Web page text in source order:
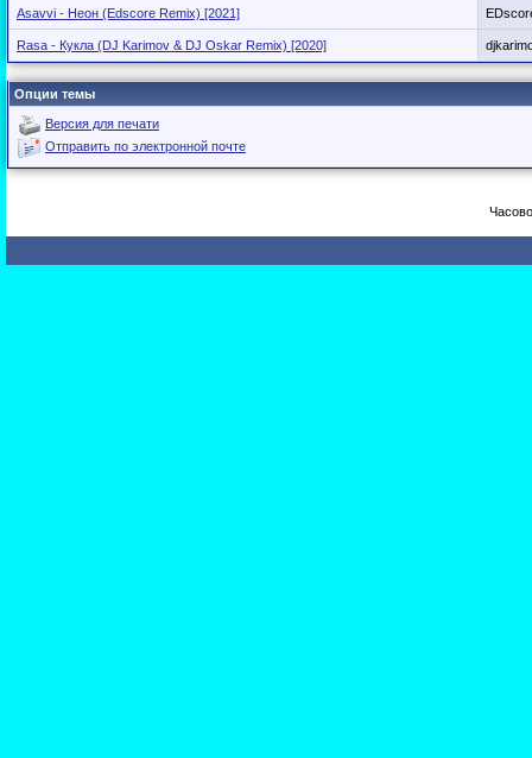
Asavvi - Неон (Edscore Remix) [2021]
Rasa - Кукла (DJ Karimov & DJ Oskar Remix) [2020]
Опции темы
Версия для печати
Отправить по электронной почте